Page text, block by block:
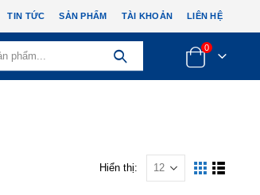
TIN TỨC SẢN PHẨM TÀI KHOẢN LIÊN HỆ
0
Hiển thị: